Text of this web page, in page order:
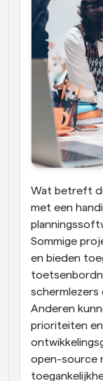
Wat betreft
met een
Sommige
en bieden
schermlezers
Anderen
prioriteiten
open-source